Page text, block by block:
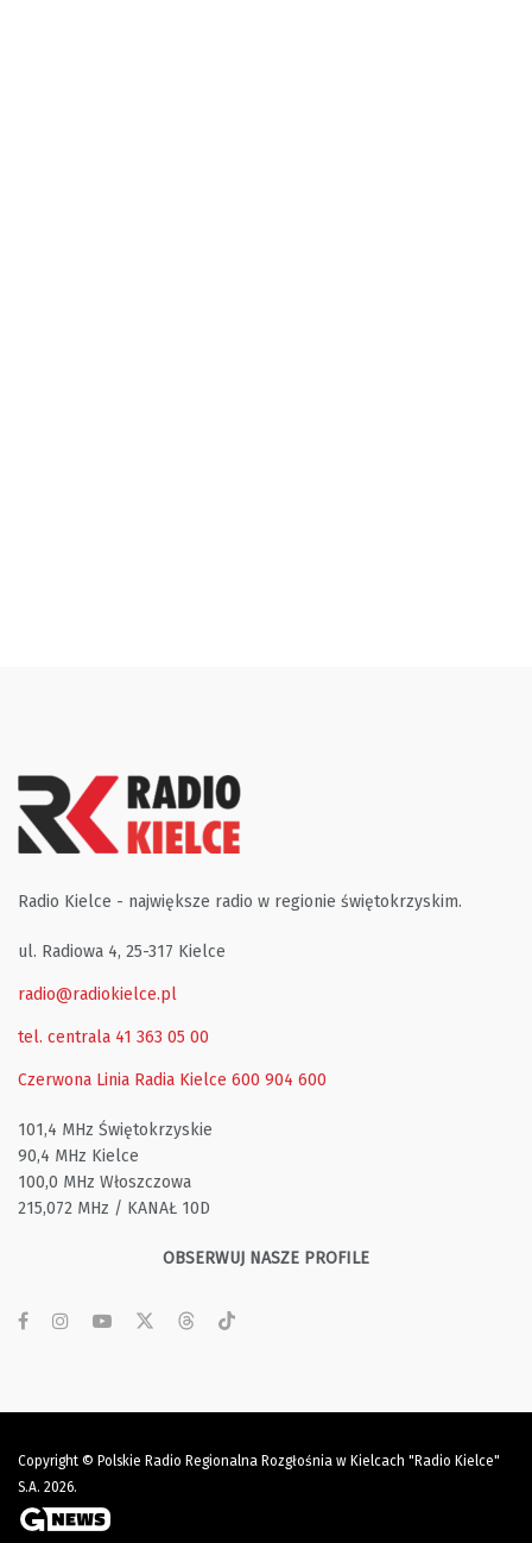
Radio Kielce - największe radio w regionie świętokrzyskim.
ul. Radiowa 4, 25-317 Kielce
radio@radiokielce.pl
tel. centrala 41 363 05 00
Czerwona Linia Radia Kielce 600 904 600
101,4 MHz Świętokrzyskie
90,4 MHz Kielce
100,0 MHz Włoszczowa
215,072 MHz / KANAŁ 10D
OBSERWUJ NASZE PROFILE
Copyright © Polskie Radio Regionalna Rozgłośnia w Kielcach "Radio Kielce"
S.A. 2026.